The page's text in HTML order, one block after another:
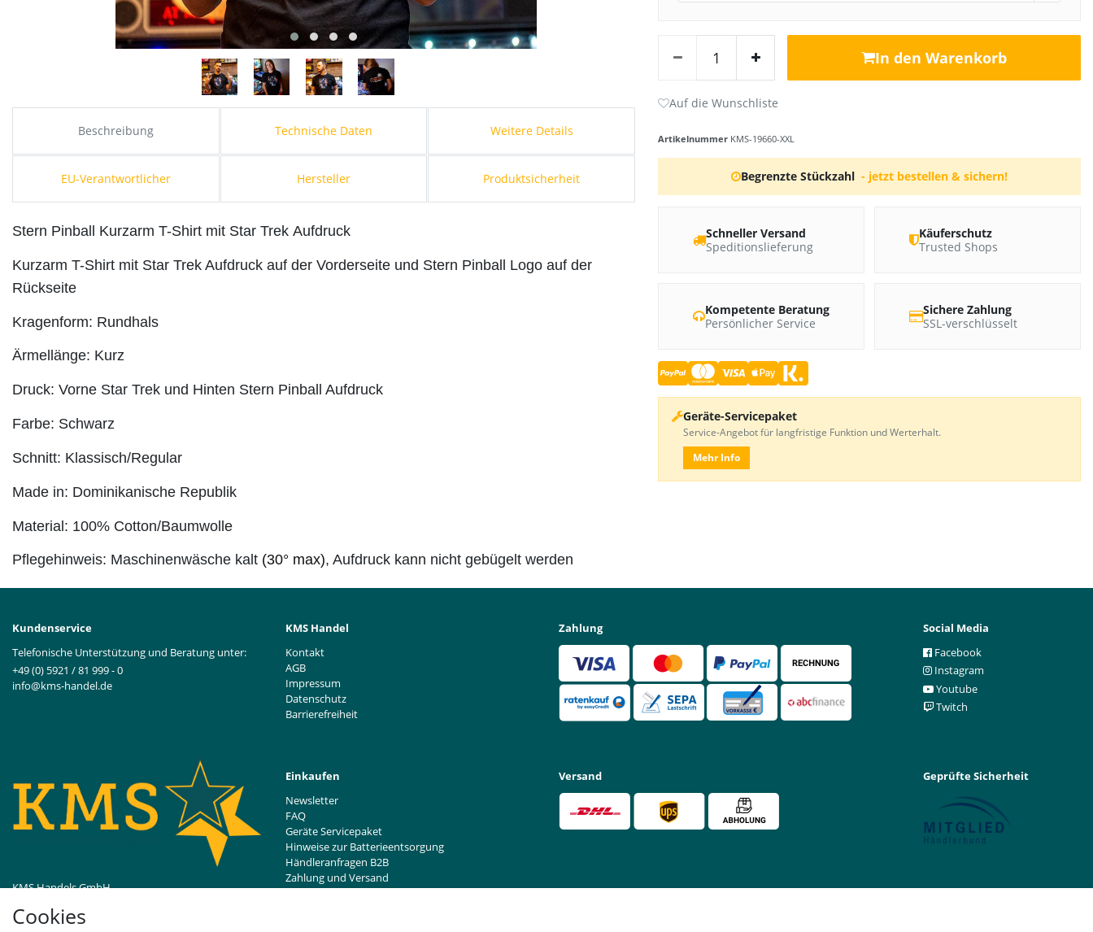
Cookies
Beschreibung Technische Daten Weitere Details
EU-Verantwortlicher Hersteller Produktsicherheit
Stern Pinball Kurzarm T-Shirt mit Star Trek Aufdruck
Kurzarm T-Shirt mit Star Trek Aufdruck auf der Vorderseite und Stern Pinball Logo auf der
Rückseite
Kragenform: Rundhals
Ärmellänge: Kurz
Druck: Vorne Star Trek und Hinten Stern Pinball Aufdruck
Farbe: Schwarz
Schnitt: Klassisch/Regular
Made in: Dominikanische Republik
Material: 100% Cotton/Baumwolle
Pflegehinweis: Maschinenwäsche kalt (30° max), Aufdruck kann nicht gebügelt werden
In den Warenkorb
Artikelnummer KMS-19660-XXL
Begrenzte Stückzahl - jetzt bestellen & sichern!
Schneller Versand
Speditionslieferung
Käuferschutz
Trusted Shops
Kompetente Beratung
Persönlicher Service
Sichere Zahlung
SSL-verschlüsselt
Geräte-Servicepaket
Service-Angebot für langfristige Funktion und Werterhalt.
Mehr Info
Kundenservice
Telefonische Unterstützung und Beratung unter:
+49 (0) 5921 / 81 999 - 0
info@kms-handel.de
KMS Handel
Kontakt
AGB
Impressum
Datenschutz
Barrierefreiheit
Zahlung
Social Media
Facebook
Instagram
Youtube
Twitch
KMS Handels GmbH
48529 Nordhorn, DE
Einkaufen
Newsletter
FAQ
Geräte Servicepaket
Hinweise zur Batterieentsorgung
Händleranfragen B2B
Zahlung und Versand
Widerrufsrecht
Versand Geprüfte Sicherheit